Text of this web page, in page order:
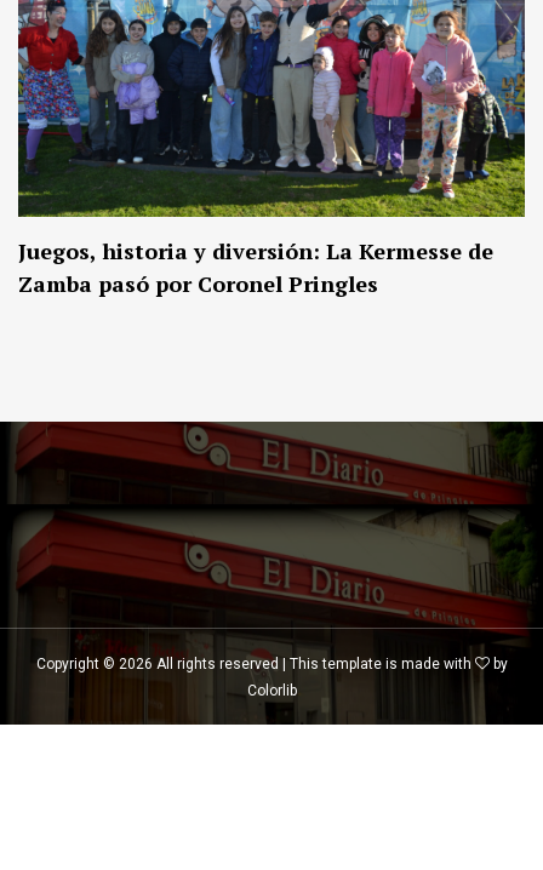
Juegos, historia y diversión: La Kermesse de
Zamba pasó por Coronel Pringles
Copyright © 2026 All rights reserved | This template is made with
by
Colorlib